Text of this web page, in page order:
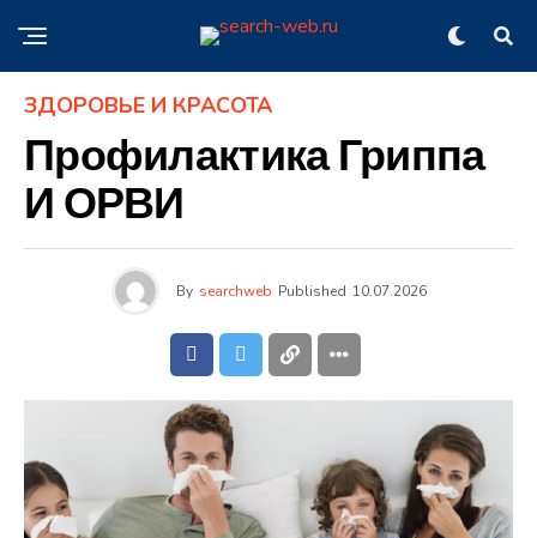
ЗДОРОВЬЕ И КРАСОТА
Профилактика Гриппа
И ОРВИ
By searchweb Published 10.07.2026